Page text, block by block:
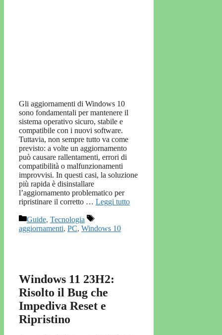
Gli aggiornamenti di Windows 10
sono fondamentali per mantenere il
sistema operativo sicuro, stabile e
compatibile con i nuovi software.
Tuttavia, non sempre tutto va come
previsto: a volte un aggiornamento
può causare rallentamenti, errori di
compatibilità o malfunzionamenti
improvvisi. In questi casi, la soluzione
più rapida è disinstallare
l’aggiornamento problematico per
ripristinare il corretto … Leggi tutto
Categorie
Guide, Tecnologia
Tag
aggiornamenti, PC, Windows 10
Windows 11 23H2:
Risolto il Bug che
Impediva Reset e
Ripristino